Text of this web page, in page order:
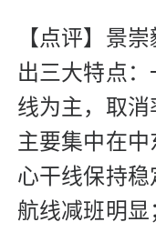
【点评】景
出三大特点
线为主，取消
主要集中在
心干线保持
航线减班明